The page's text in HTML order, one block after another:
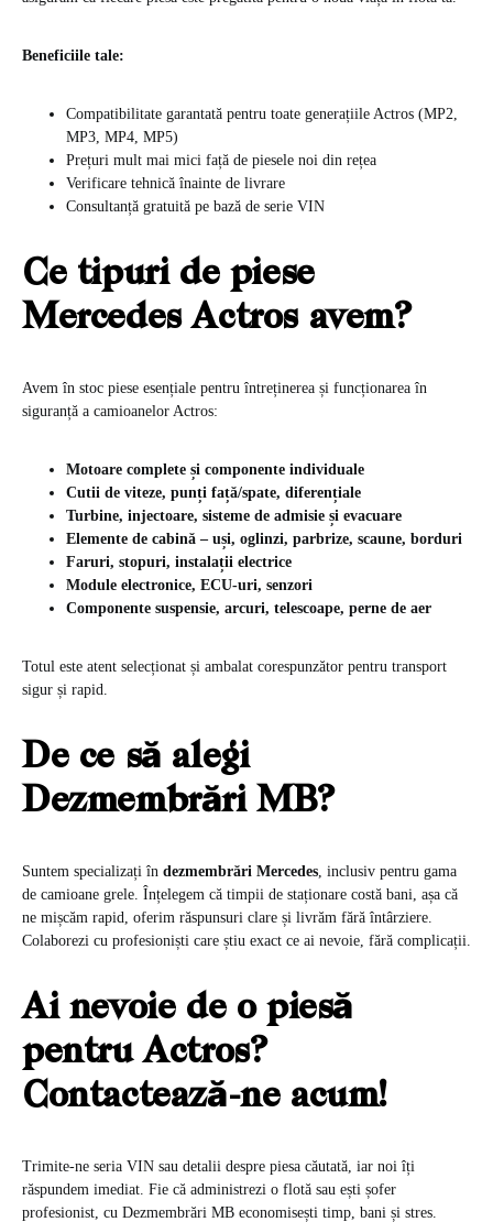
Beneficiile tale:
Compatibilitate garantată pentru toate generațiile Actros (MP2,
MP3, MP4, MP5)
Prețuri mult mai mici față de piesele noi din rețea
Verificare tehnică înainte de livrare
Consultanță gratuită pe bază de serie VIN
Ce tipuri de piese
Mercedes Actros avem?
Avem în stoc piese esențiale pentru întreținerea și funcționarea în
siguranță a camioanelor Actros:
Motoare complete și componente individuale
Cutii de viteze, punți față/spate, diferențiale
Turbine, injectoare, sisteme de admisie și evacuare
Elemente de cabină – uși, oglinzi, parbrize, scaune, borduri
Faruri, stopuri, instalații electrice
Module electronice, ECU-uri, senzori
Componente suspensie, arcuri, telescoape, perne de aer
Totul este atent selecționat și ambalat corespunzător pentru transport
sigur și rapid.
De ce să alegi
Dezmembrări MB?
Suntem specializați în dezmembrări Mercedes, inclusiv pentru gama
de camioane grele. Înțelegem că timpii de staționare costă bani, așa că
ne mișcăm rapid, oferim răspunsuri clare și livrăm fără întârziere.
Colaborezi cu profesioniști care știu exact ce ai nevoie, fără complicații.
Ai nevoie de o piesă
pentru Actros?
Contactează-ne acum!
Trimite-ne seria VIN sau detalii despre piesa căutată, iar noi îți
răspundem imediat. Fie că administrezi o flotă sau ești șofer
profesionist, cu Dezmembrări MB economisești timp, bani și stres.